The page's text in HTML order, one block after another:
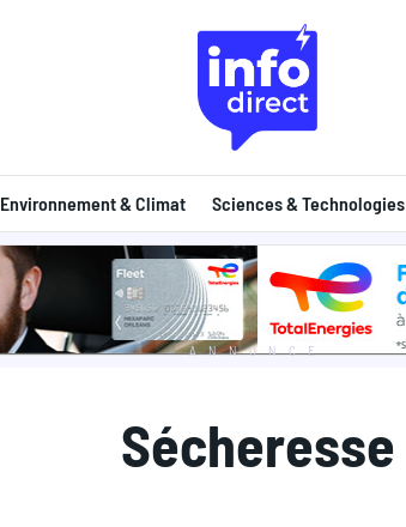
Environnement & Climat Sciences & Technologies
ANNONCE
Sécheresse